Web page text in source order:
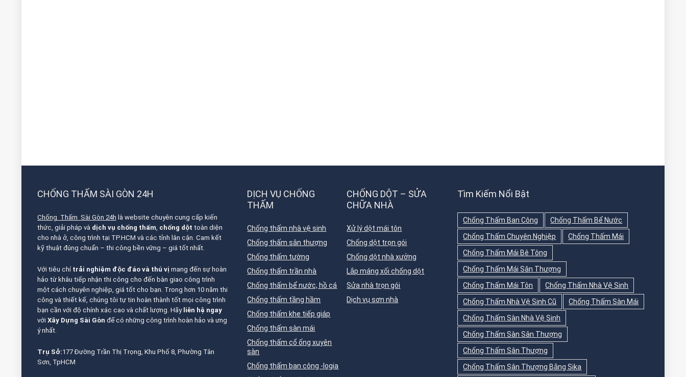
CHỐNG THẤM SÀI GÒN 24H
Chống Thấm Sài Gòn 24h là website chuyên cung cấp kiến
thức, giải pháp và dịch vụ chống thấm, chống dột toàn diện
cho nhà ở, công trình tại TP.HCM và các tỉnh lân cận. Cam kết
kỹ thuật đúng chuẩn – thi công bền vững – giá tốt nhất.
Với tiêu chí trải nghiệm độc đáo và thú vị mang đến sự hoàn
hảo từ khâu tiếp nhận thi công cho đến bàn giao công trình
một cách chuyên nghiệp, giá tốt cho bạn. Trong hơn 10 năm thi
công và thiết kế, chúng tôi tự tin hoàn thành tốt mọi công trình
bạn cần với độ chính xác cao và chất lượng. Hãy liên hệ ngay
với Xây Dựng Sài Gòn để có những công trình hoàn hảo và ưng
ý nhất.
Trụ Sở:177 Đường Trần Thị Trọng, Khu Phố 8, Phường Tân
Sơn, TpHCM
DỊCH VỤ CHỐNG
THẤM
Chống thấm nhà vệ sinh
Chống thấm sân thượng
Chống thấm tường
Chống thấm trần nhà
Chống thấm bể nước, hồ cá
Chống thấm tầng hầm
Chống thấm khe tiếp giáp
Chống thấm sàn mái
Chống thấm cổ ống xuyên
sàn
Chống thấm ban công -logia
CHỐNG DỘT – SỬA
CHỮA NHÀ
Xử lý dột mái tôn
Chống dột trọn gói
Chống dột nhà xưởng
Lắp máng xối chống dột
Sửa nhà trọn gói
Dịch vụ sơn nhà
Tìm Kiếm Nổi Bật
Chống Thấm Ban Công
Chống Thấm Bể Nước
Chống Thấm Chuyên Nghiệp
Chống Thấm Mái
Chống Thấm Mái Bê Tông
Chống Thấm Mái Sân Thượng
Chống Thấm Mái Tôn
Chống Thấm Nhà Vệ Sinh
Chống Thấm Nhà Vệ Sinh Cũ
Chống Thấm Sàn Mái
Chống Thấm Sàn Nhà Vệ Sinh
Chống Thấm Sàn Sân Thượng
Chống Thấm Sân Thượng
Chống Thấm Sân Thượng Bằng Sika